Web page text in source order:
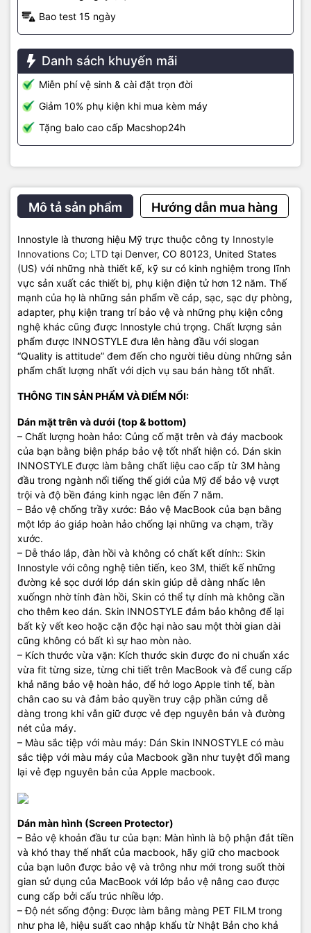
Bao test 15 ngày
Danh sách khuyến mãi
Miễn phí vệ sinh & cài đặt trọn đời
Giảm 10% phụ kiện khi mua kèm máy
Tặng balo cao cấp Macshop24h
Mô tả sản phẩm Hướng dẫn mua hàng
Innostyle là thương hiệu Mỹ trực thuộc công ty Innostyle
Innovations Co; LTD tại Denver, CO 80123, United States
(US) với những nhà thiết kế, kỹ sư có kinh nghiệm trong lĩnh
vực sản xuất các thiết bị, phụ kiện điện tử hơn 12 năm. Thế
mạnh của họ là những sản phẩm về cáp, sạc, sạc dự phòng,
adapter, phụ kiện trang trí bảo vệ và những phụ kiện công
nghệ khác cũng được Innostyle chú trọng. Chất lượng sản
phẩm được INNOSTYLE đưa lên hàng đầu với slogan
“Quality is attitude” đem đến cho người tiêu dùng những sản
phẩm chất lượng nhất với dịch vụ sau bán hàng tốt nhất.
THÔNG TIN SẢN PHẨM VÀ ĐIỂM NỔI:
Dán mặt trên và dưới (top & bottom)
– Chất lượng hoàn hảo: Củng cố mặt trên và đáy macbook
của bạn bằng biện pháp bảo vệ tốt nhất hiện có. Dán skin
INNOSTYLE được làm bằng chất liệu cao cấp từ 3M hàng
đầu trong ngành nổi tiếng thế giới của Mỹ để bảo vệ vượt
trội và độ bền đáng kinh ngạc lên đến 7 năm.
– Bảo vệ chống trầy xước: Bảo vệ MacBook của bạn bằng
một lớp áo giáp hoàn hảo chống lại những va chạm, trầy
xước.
– Dễ tháo lắp, đàn hồi và không có chất kết dính:: Skin
Innostyle với công nghệ tiên tiến, keo 3M, thiết kế những
đường kẻ sọc dưới lớp dán skin giúp dễ dàng nhấc lên
xuốngn nhờ tính đàn hồi, Skin có thể tự dính mà không cần
cho thêm keo dán. Skin INNOSTYLE đảm bảo không để lại
bất kỳ vết keo hoặc cặn độc hại nào sau một thời gian dài
cũng không có bất kì sự hao mòn nào.
– Kích thước vừa vặn: Kích thước skin được đo ni chuẩn xác
vừa fit từng size, từng chi tiết trên MacBook và để cung cấp
khả năng bảo vệ hoàn hảo, để hở logo Apple tinh tế, bàn
chân cao su và đảm bảo quyền truy cập phần cứng dễ
dàng trong khi vẫn giữ được vẻ đẹp nguyên bản và đường
nét của máy.
– Màu sắc tiệp với màu máy: Dán Skin INNOSTYLE có màu
sắc tiệp với màu máy của Macbook gần như tuyệt đối mang
lại vẻ đẹp nguyên bản của Apple macbook.
Dán màn hình (Screen Protector)
– Bảo vệ khoản đầu tư của bạn: Màn hình là bộ phận đắt tiền
và khó thay thế nhất của macbook, hãy giữ cho macbook
của bạn luôn được bảo vệ và trông như mới trong suốt thời
gian sử dụng của MacBook với lớp bảo vệ nâng cao được
cung cấp bởi cấu trúc nhiều lớp.
– Độ nét sống động: Được làm bằng màng PET FILM trong
như pha lê, hiệu suất cao nhập khẩu từ Nhật Bản cho khả
trackpad macbook của bạn khỏi bị hư hại theo thời gian do trầy
xước, đổ hoặc rơi nước, dung dịch bất kỳ.
không cần keo, vì vậy chúng có thể được lắp đặt trong nháy mắt
và dễ dàng tháo ra, không để lại dấu vết.
Dán Khung bàn phím và Kê tay (Keyboard frame and Palm
Guard)
– Với các lớp bảo vệ liền mạch với chất liệu lớp alumium (nhôm) cao
cấp để phù hợp với màu sắc chính xác của MacBook, bảo vệ
– Kích thước skin được đo ni chuẩn xác vừa fit từng size, từng chi
tiết của từng size MacBook và để cung cấp khả năng bảo vệ hoàn
được vẻ đẹp nguyên bản và đường nét của máy.
– Dễ tháo lắp, đàn hồi và không có chất kết dính: Dán Innostyle sử
dụng công nghệ tiên tiến không cần lo lắng về bọt khí và dễ dàng
làm sạch bụi, nhấc lên và dán lại đều trông như mới nhờ tính đàn
hồi, Innostyle cũng sử dụng chất liệu hoàn hảo không để lại bất kỳ
vết keo hoặc cặn độc hại nào sau một thời gian dài bạn lột dán ra
để thay mới.
Bao bì gồm:Dán 3M mặt trên (top), mặt đáy (bottom),Dán kê tay
PalmGuard), dán khung bàn phím (Keyboard frame
trackpad)và bộ phụ kiện khăn lau, dung dịch khăn ướt Alcohol,
sticks lấy bụi.
Mọi chi tiết các bạn có thể liên hệ :
Macshop24h.com- SIÊU THỊ LINH KIỆN MACBOOK
Chuyên Phân Phối Linh Kiện Chính Hãng
Địa chỉ: 570 Nguyễn Đình Chiểu Phường 4 Quận 3 TP.HCM
Điện thoại:09 22.19.79.79
Email:macbookshop24h@gmail.com
Thời gian làm việc: 8h30 - 19h00 ( Chủ Nhật làm việc từ 9h30 -
18h )